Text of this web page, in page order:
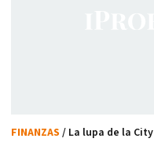
FINANZAS / La lupa de la City